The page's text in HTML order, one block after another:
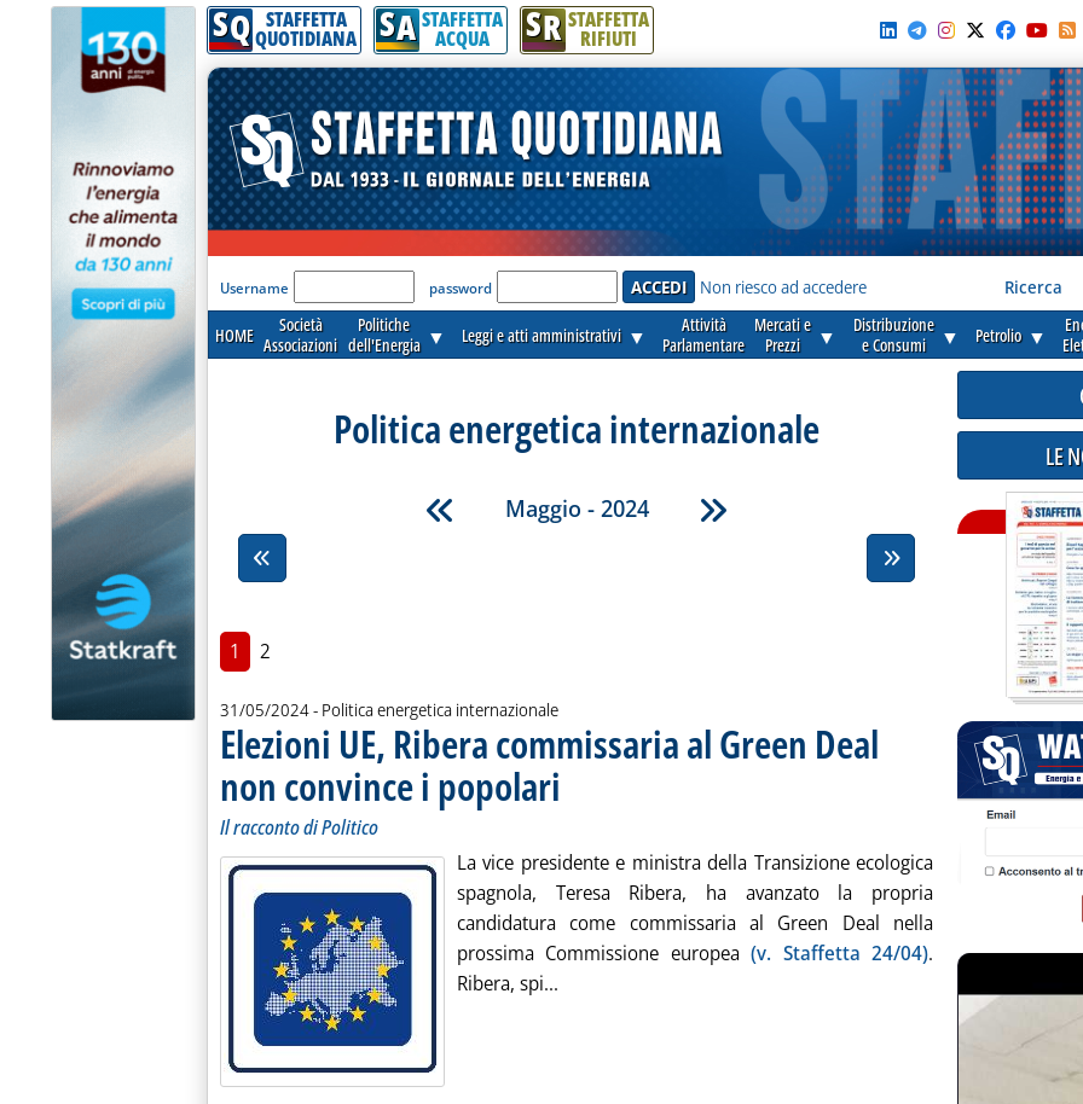
SQ STAFFETTA
QUOTIDIANA SA STAFFETTA
ACQUA SR STAFFETTA
RIFIUTI
'Modulo Login per accedere'
Username password Non riesco ad accedere Ricerca
HOME
Società
Associazioni
Politiche
dell'Energia ▼ Leggi e atti amministrativi ▼
Attività
Parlamentare
Mercati e
Prezzi
▼
Distribuzione
e Consumi
▼ Petrolio ▼
Politica energetica internazionale
Maggio - 2024
1 2
31/05/2024- Politica energetica internazionale
Elezioni UE, Ribera commissaria al Green Deal
non convince i popolari
Il racconto di Politico
La vice presidente e ministra della Transizione ecologica
spagnola, Teresa Ribera, ha avanzato la propria
candidatura come commissaria al Green Deal nella
prossima Commissione europea(v. Staffetta 24/04).
Ribera, spi...
LE